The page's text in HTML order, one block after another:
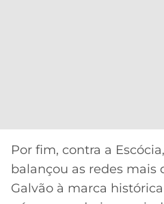
Por fim, contra a
balançou as redes mais
Galvão à marca